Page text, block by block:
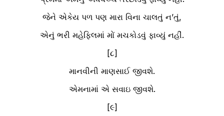
જેને એકેય પળ પણ મારા વિના ચાલતું ન’તું,
એનું ભરી મહેફિલમાં મોં મચકોડવું ફાવ્યું નહીં.
[૮]
માનવીની માણસાઈ જીવશે.
એમનામાં એ સવાઇ જીવશે.
[૯]